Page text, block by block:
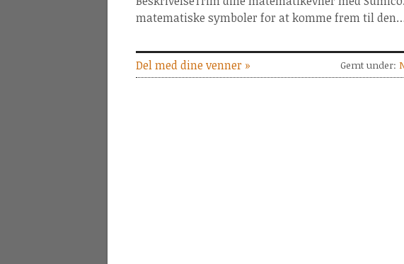
matematiske symboler for at komme frem til
Del med dine venner » Gemt under: